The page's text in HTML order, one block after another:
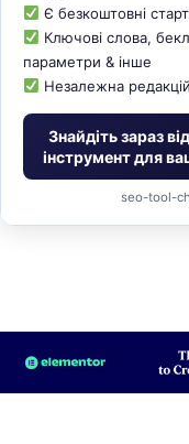
Є безкоштовні
Ключові слова,
параметри & інше
Незалежна
Знайдіть зараз
інструмент для
seo-tool-